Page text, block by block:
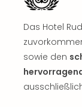
Das Hotel
sowie den